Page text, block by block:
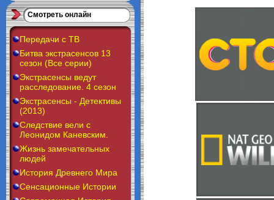
Смотреть онлайн
Передачи с ТВ
Битва экстрасенсов 13
сезон (Все серии)
Экстрасенсы ведут
расследование. 4 сезон
Экстрасенсы - Детективы
(2013)
Следствие вели с
Леонидом Каневским.
Жизнь замечательных
людей
История Древнего Мира
Сенсационные Истории